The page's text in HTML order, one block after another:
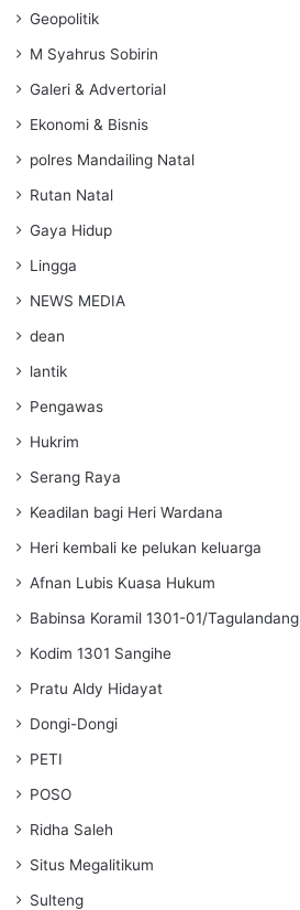
Geopolitik
M Syahrus Sobirin
Galeri & Advertorial
Ekonomi & Bisnis
polres Mandailing Natal
Rutan Natal
Gaya Hidup
Lingga
NEWS MEDIA
dean
lantik
Pengawas
Hukrim
Serang Raya
Keadilan bagi Heri Wardana
Heri kembali ke pelukan keluarga
Afnan Lubis Kuasa Hukum
Babinsa Koramil 1301-01/Tagulandang
Kodim 1301 Sangihe
Pratu Aldy Hidayat
Dongi-Dongi
PETI
POSO
Ridha Saleh
Situs Megalitikum
Sulteng